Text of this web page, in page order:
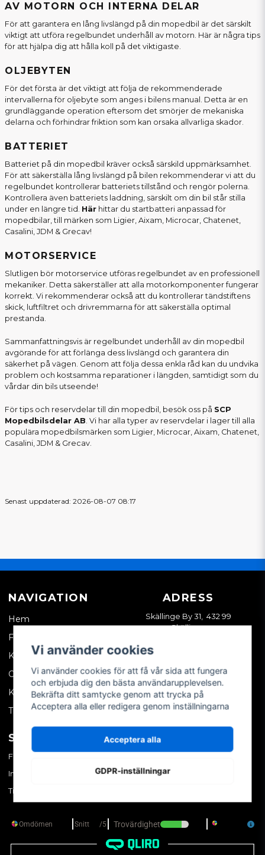
AV MOTORN OCH INTERNA DELAR
För att garantera en lång livslängd på din mopedbil är det särskilt
viktigt att utföra regelbundet underhåll av motorn. Här är några tips
för att hjälpa dig att hålla koll på det viktigaste.
OLJEBYTEN
För det första är det viktigt att följa de rekommenderade
intervallerna för oljebyte som anges i bilens manual. Detta är en
grundläggande operation eftersom det smörjer de mekaniska
delarna och förhindrar friktion som kan orsaka allvarliga skador.
BATTERIET
Batteriet på din mopedbil kräver också särskild uppmärksamhet.
För att säkerställa lång livslängd på bilen rekommenderar vi att du
regelbundet kontrollerar batteriets tillstånd och rengör polerna.
Kontrollera även batteriets laddning, särskilt om din bil står stilla
under en längre tid. Här hittar du startbatteri anpassad för
mopedbilar, till märken som Ligier, Aixam, Microcar, Chatenet,
Casalini, JDM & Grecav!
MOTORSERVICE
Slutligen bör motorservice utföras regelbundet av en professionell
mekaniker. Detta säkerställer att alla motorkomponenter fungerar
korrekt. Vi rekommenderar också att du kontrollerar tändstiftens
skick, luftfiltret och drivremmarna för att säkerställa optimal
prestanda.
Sammanfattningsvis är regelbundet underhåll av din mopedbil
avgörande för att förlänga dess livslängd och garantera din
säkerhet på vägen. Genom att följa dessa enkla råd kan du undvika
problem och kostsamma reparationer i längden, samtidigt som du
vårdar din bils utseende!
För tips och reservdelar till din mopedbil, besök oss på SCP
Mopedbilsdelar AB. Vi har alla typer av reservdelar i lager till alla
populära mopedbilsmärken som Ligier, Microcar, Aixam, Chatenet,
Casalini, JDM & Grecav.
Senast uppdaterad: 2026-08-07 08:17
NAVIGATION
Hem
Företagskund
Kontakta oss
Om oss
Köpvillkor
Tips & trix
ADRESS
Skällinge By 31, 432 99
Skällinge
SOCIALA MEDIER
Facebook
Instagram
TikTok
MITT KONTO
Skapa konto
Vi använder cookies
Vi använder cookies för att få vår sida att fungera
och erbjuda dig den bästa användarupplevelsen.
Bekräfta ditt samtycke genom att trycka på
Acceptera alla eller redigera genom inställningarna
Acceptera alla
GDPR-inställningar